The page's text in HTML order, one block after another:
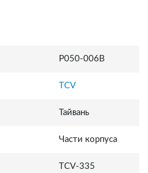
P050-006B
TCV
Тайвань
Части корпуса
TCV-335